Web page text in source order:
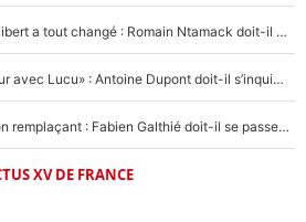
XV de France - Matthieu Jalibert a tout changé : Romain Ntamack doit-il s’inquiéter pour sa place à un an de la Coupe du monde ?
«Le XV de France est meilleur avec Lucu» : Antoine Dupont doit-il s’inquiéter pour sa place ?
Le XV de France a trouvé son remplaçant : Fabien Galthié doit-il se passer d'Antoine Dupont ?
XV DE FRANCE